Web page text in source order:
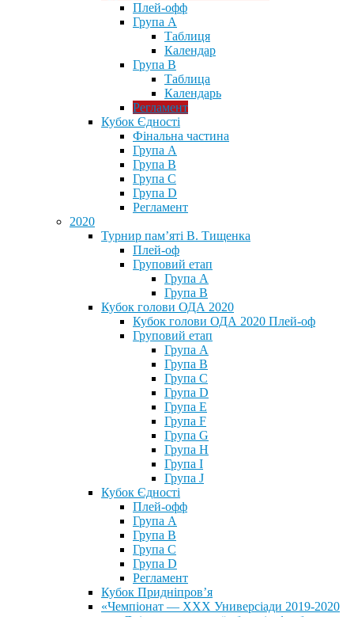
Плей-офф
Група А
Таблиця
Календар
Група В
Таблица
Календарь
Регламент
Кубок Єдності
Фінальна частина
Група А
Група В
Група С
Група D
Регламент
2020
Турнир пам’яті В. Тищенка
Плей-оф
Груповий етап
Група А
Група В
Кубок голови ОДА 2020
Кубок голови ОДА 2020 Плей-оф
Груповий етап
Група A
Група B
Група C
Група D
Група E
Група F
Група G
Група H
Група I
Група J
Кубок Єдності
Плей-офф
Група А
Група В
Група С
Група D
Регламент
Кубок Придніпров’я
«Чемпіонат — ХХХ Универсіади 2019-2020